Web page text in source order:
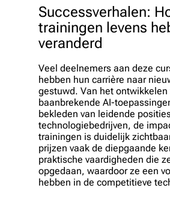
Successverhalen:
trainingen levens
veranderd
Veel deelnemers aan deze
hebben hun carrière naar
gestuwd. Van het ontwikkelen
baanbrekende AI-
bekleden van leidende
technologiebedrijven, de
trainingen is duidelijk
prijzen vaak de diepgaande
praktische vaardigheden die
opgedaan, waardoor ze een
hebben in de competitieve